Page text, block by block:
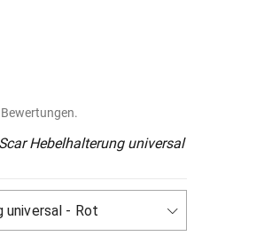
Scar Hebelhalterung universal